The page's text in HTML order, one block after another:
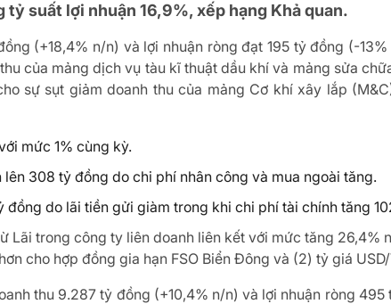
suất lợi nhuận 16,9%, xếp hạng Khả quan.
(+18,4% n/n) và lợi nhuận ròng đạt 195 tỷ đồng (-
của mảng dịch vụ tàu kĩ thuật dầu khí và mảng sửa
sự sụt giảm doanh thu của mảng Cơ khí xây lắp
mức 1% cùng kỳ.
308 tỷ đồng do chi phí nhân công và mua ngoài tăng.
đồng do lãi tiền gửi giàm trong khi chi phí tài chính tăng
Lãi trong công ty liên doanh liên kết với mức tăng 26,4%
cho hợp đồng gia hạn FSO Biển Đông và (2) tỷ giá
thu 9.287 tỷ đồng (+10,4% n/n) và lợi nhuận ròng